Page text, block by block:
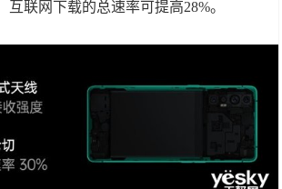
互联网下载的总速率可提高28%。